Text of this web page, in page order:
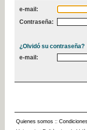
e-mail:
Contraseña:
¿Olvidó su contraseña?
e-mail:
Quienes somos ::